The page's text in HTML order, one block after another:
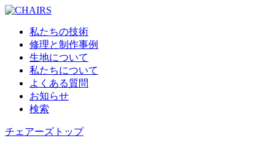
私たちの技術
修理と制作事例
生地について
私たちについて
よくある質問
お知らせ
検索
チェアーズトップ